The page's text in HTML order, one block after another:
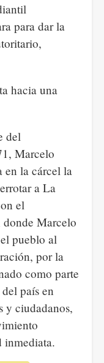
para dar la
hacia una
del
Marcelo
en la cárcel la
a La
el
Marcelo
pueblo al
por la
como parte
país en
y ciudadanos,
inmediata.